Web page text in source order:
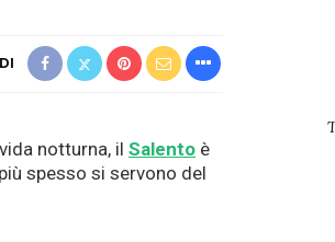
notturna, il Salento è
spesso si servono del